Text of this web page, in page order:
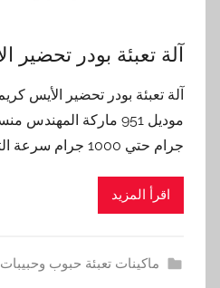
آلة تعبئة بودر تحضير
آلة تعبئة بودر تحضير الأيس
جرام حتي 1000 جرام سرعة التعبئة من 20
اقرأ المزيد
ماكينات تعبئة حبوب وحبيبات